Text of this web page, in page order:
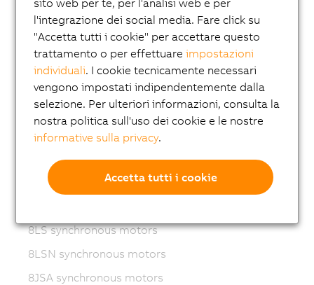
Variable frequency drives (VFD)
8LS-4 synchronous motors
8MS-4 synchronous motors
ACOPOSmotor Compact
8WSA servo motors
8WSB gear motors
8LVA synchronous motors
8LVB gear motors
8LS synchronous motors
8LSN synchronous motors
8JSA synchronous motors
l'integrazione dei social media. Fare click su
"Accetta tutti i cookie" per accettare questo
trattamento o per effettuareimpostazioni
individuali. I cookie tecnicamente necessari
vengono impostati indipendentemente dalla
selezione. Per ulteriori informazioni, consulta la
nostra politica sull'uso dei cookie e le nostre
informative sulla privacy.
Accetta tutti i cookie